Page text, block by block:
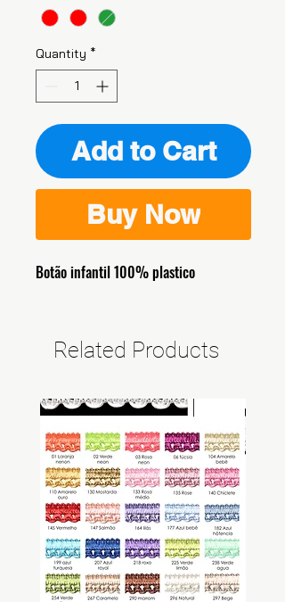
Quantity *
Add to Cart
Buy Now
Botão infantil 100% plastico
Related Products